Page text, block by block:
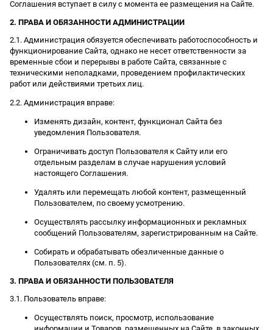
Соглашения вступает в силу с момента ее размещения на Сайте.
2. ПРАВА И ОБЯЗАННОСТИ АДМИНИСТРАЦИИ
2.1. Администрация обязуется обеспечивать работоспособность и
функционирование Сайта, однако не несет ответственности за
временные сбои и перерывы в работе Сайта, связанные с
техническими неполадками, проведением профилактических
работ или действиями третьих лиц.
2.2. Администрация вправе:
Изменять дизайн, контент, функционал Сайта без
уведомления Пользователя.
Ограничивать доступ Пользователя к Сайту или его
отдельным разделам в случае нарушения условий
настоящего Соглашения.
Удалять или перемещать любой контент, размещенный
Пользователем, по своему усмотрению.
Осуществлять рассылку информационных и рекламных
сообщений Пользователям, зарегистрированным на Сайте.
Собирать и обрабатывать обезличенные данные о
Пользователях (см. п. 5).
3. ПРАВА И ОБЯЗАННОСТИ ПОЛЬЗОВАТЕЛЯ
3.1. Пользователь вправе:
Осуществлять поиск, просмотр, использование